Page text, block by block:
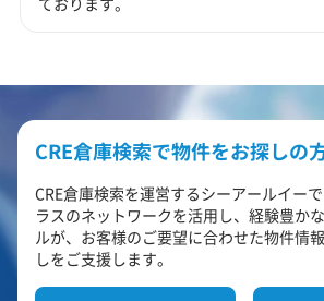
CRE倉庫検索で物件をお探しの
CRE倉庫検索を運営するシーアールイー
ラスのネットワークを活用し、経験豊か
ルが、お客様のご要望に合わせた物件情
しをご支援します。